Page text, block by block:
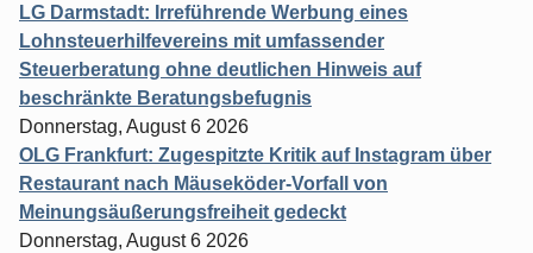
LG Darmstadt: Irreführende Werbung eines
Lohnsteuerhilfevereins mit umfassender
Steuerberatung ohne deutlichen Hinweis auf
beschränkte Beratungsbefugnis
Donnerstag, August 6 2026
OLG Frankfurt: Zugespitzte Kritik auf Instagram über
Restaurant nach Mäuseköder-Vorfall von
Meinungsäußerungsfreiheit gedeckt
Donnerstag, August 6 2026